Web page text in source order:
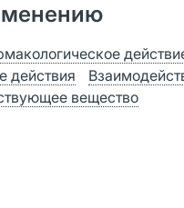
действия
вещество